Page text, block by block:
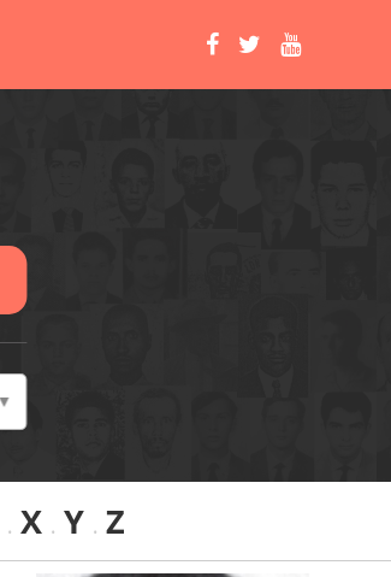
. X . Y . Z